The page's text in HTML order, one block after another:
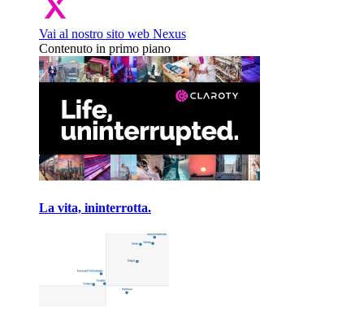
Vai al nostro sito web Nexus
Contenuto in primo piano
La vita, ininterrotta.